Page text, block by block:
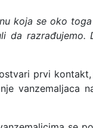
koja se oko
da razrađujemo.
prvi
vanzemaljaca